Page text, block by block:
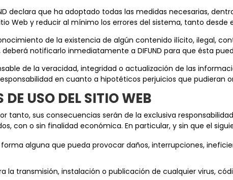
declara que ha adoptado todas las medidas necesarias,
Web y reducir al mínimo los errores del sistema, tanto
de la existencia de algún contenido ilícito, ilegal,
notificarlo inmediatamente a DIFUND para que ésta
de la veracidad, integridad o actualización de las
en cuanto a hipotéticos perjuicios que pudieran
USO DEL SITIO WEB
tanto, sus consecuencias serán de la exclusiva
con o sin finalidad económica. En particular, y sin que el
forma alguna que pueda provocar daños, interrupciones,
la transmisión, instalación o publicación de cualquier virus,